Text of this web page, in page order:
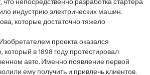
индустрию электрических машин.
которые достаточно тяжело
проекта оказался
в 1898 году протестировал
авто. Именно появление первой
ему получить и привлечь клиентов.